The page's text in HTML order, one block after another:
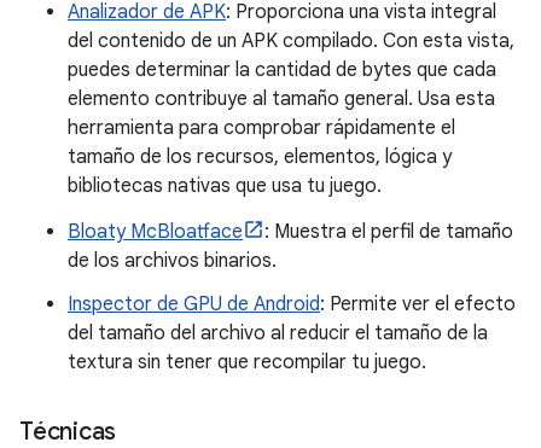
Analizador de APK: Proporciona una vista integral
del contenido de un APK compilado. Con esta vista,
puedes determinar la cantidad de bytes que cada
elemento contribuye al tamaño general. Usa esta
herramienta para comprobar rápidamente el
tamaño de los recursos, elementos, lógica y
bibliotecas nativas que usa tu juego.
Bloaty McBloatface
: Muestra el perfil de tamaño
de los archivos binarios.
Inspector de GPU de Android: Permite ver el efecto
del tamaño del archivo al reducir el tamaño de la
textura sin tener que recompilar tu juego.
Técnicas